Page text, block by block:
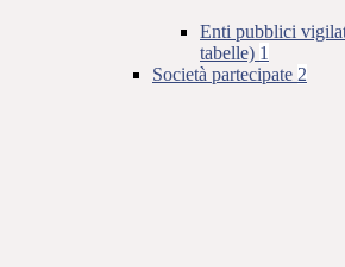
Enti pubblici
tabelle) 1
Società partecipate 2